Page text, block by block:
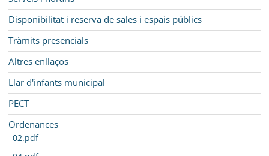
Disponibilitat i reserva de sales i espais públics
Tràmits presencials
Altres enllaços
Llar d'infants municipal
PECT
Ordenances
02.pdf